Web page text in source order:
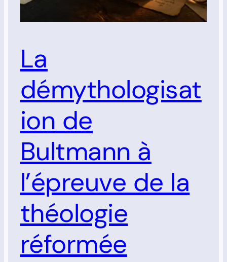
La
démythologisat
ion de
Bultmann à
l’épreuve de la
théologie
réformée